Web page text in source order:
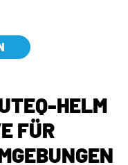
HELM
FÜR